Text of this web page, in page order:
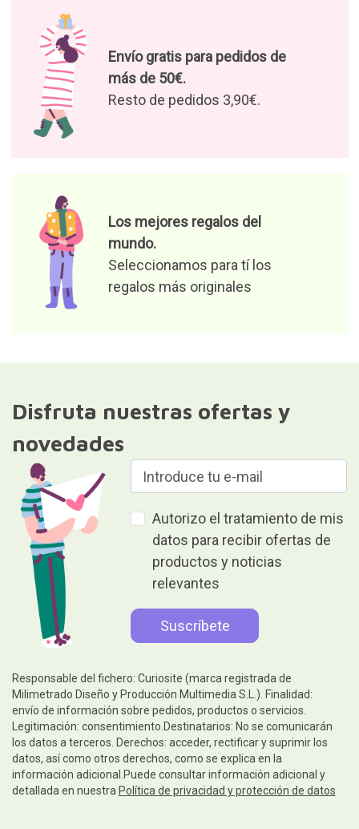
Envío gratis para pedidos de
más de 50€.
Resto de pedidos 3,90€.
Los mejores regalos del
mundo.
Seleccionamos para tí los
regalos más originales
Disfruta nuestras ofertas y
novedades
Autorizo el tratamiento de mis
datos para recibir ofertas de
productos y noticias
relevantes
Responsable del fichero: Curiosite (marca registrada de
Milimetrado Diseño y Producción Multimedia S.L.). Finalidad:
envío de información sobre pedidos, productos o servicios.
Legitimación: consentimiento.Destinatarios: No se comunicarán
los datos a terceros. Derechos: acceder, rectificar y suprimir los
datos, así como otros derechos, como se explica en la
información adicional.Puede consultar información adicional y
detallada en nuestra Política de privacidad y protección de datos